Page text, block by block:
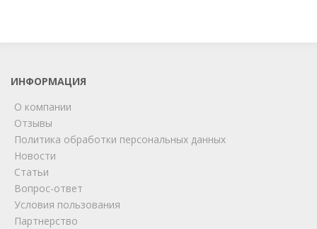
ИНФОРМАЦИЯ
О компании
Отзывы
Политика обработки персональных данных
Новости
Статьи
Вопрос-ответ
Условия пользования
Партнерство